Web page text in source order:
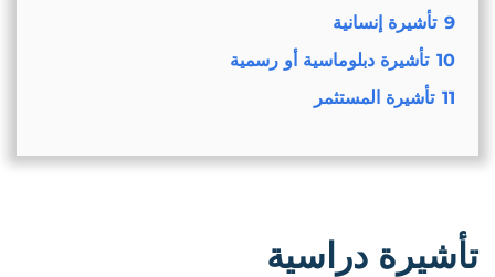
9 تأشيرة إنسانية
10
تأشيرة دبلوماسية أو رسمية
11
تأشيرة المستثمر
تأشيرة دراسية